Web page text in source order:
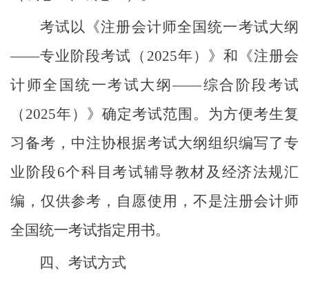
考试以《注册会计师全国统一考试大纲
——专业阶段考试（2025年）》和《注册会
计师全国统一考试大纲——综合阶段考试
（2025年）》确定考试范围。为方便考生复
习备考，中注协根据考试大纲组织编写了专
业阶段6个科目考试辅导教材及经济法规汇
编，仅供参考，自愿使用，不是注册会计师
全国统一考试指定用书。
四、考试方式